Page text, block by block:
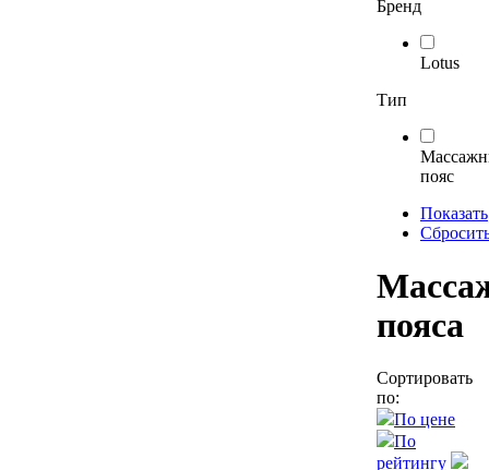
Бренд
Lotus
Тип
пояс
Показать
пояса
Сортировать
по:
По цене
По
рейтингу